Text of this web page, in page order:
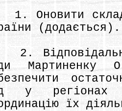
склад
(додається).
у регіонах
їх